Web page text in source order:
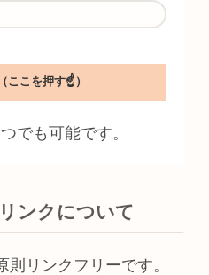
でも可能です。
ンクについて
リンクフリーです。